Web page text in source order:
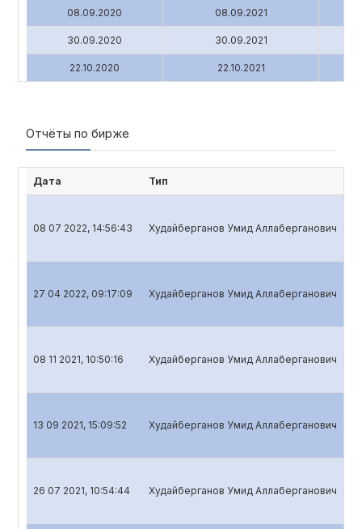
08.09.2020 08.09.2021
30.09.2020 30.09.2021
22.10.2020 22.10.2021
Отчёты по бирже
Дата Тип
08 07 2022, 14:56:43 Худайберганов Умид Аллаберганович
27 04 2022, 09:17:09 Худайберганов Умид Аллаберганович
08 11 2021, 10:50:16 Худайберганов Умид Аллаберганович
13 09 2021, 15:09:52 Худайберганов Умид Аллаберганович
26 07 2021, 10:54:44 Худайберганов Умид Аллаберганович